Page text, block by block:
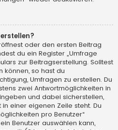
oder den ersten Beitrag
du ein Register „Umfrage
zur Beitragserstellung. Solltest
können, so hast du
Umfragen zu erstellen. Du
zwei Antwortmöglichkeiten in
und dabei sicherstellen,
einer eigenen Zeile steht. Du
pro Benutzer“
Benutzer auswählen kann,